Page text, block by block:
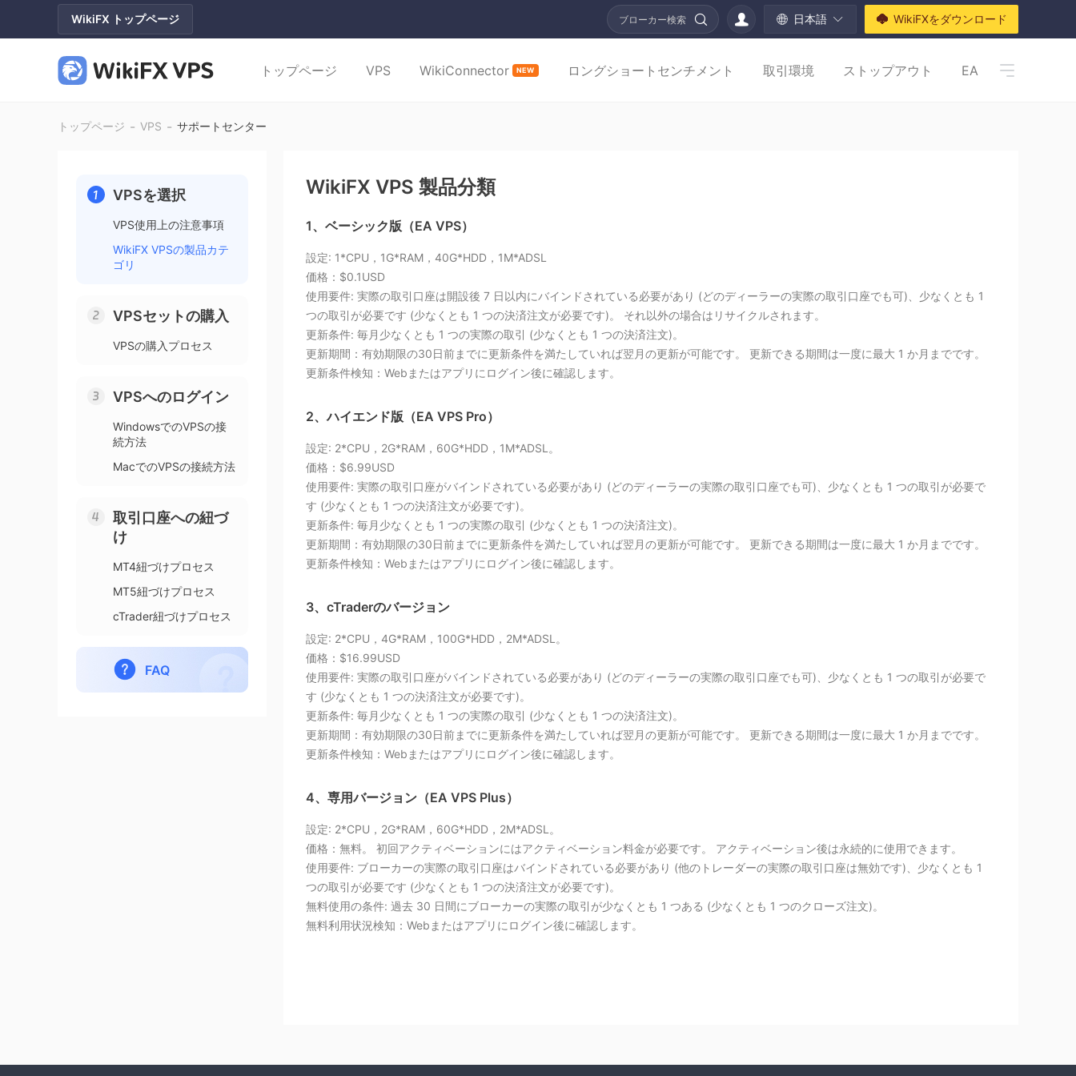
WikiFX トップページ ブローカー検索 日本語 WikiFXをダウンロード
トップページ VPS WikiConnector NEW ロングショートセンチメント 取引環境 ストップアウト EA
トップページ - VPS - サポートセンター
VPSを選択
VPS使用上の注意事項
WikiFX VPSの製品カテ
ゴリ
VPSセットの購入
VPSの購入プロセス
VPSへのログイン
WindowsでのVPSの接
続方法
MacでのVPSの接続方法
取引口座への紐づ
け
MT4紐づけプロセス
MT5紐づけプロセス
cTrader紐づけプロセス
FAQ
WikiFX VPS 製品分類
1、ベーシック版（EA VPS）
設定: 1*CPU，1G*RAM，40G*HDD，1M*ADSL
価格：$0.1USD
使用要件: 実際の取引口座は開設後 7 日以内にバインドされている必要があり (どのディーラーの実際の取引口座でも可)、少なくとも 1
つの取引が必要です (少なくとも 1 つの決済注文が必要です)。 それ以外の場合はリサイクルされます。
更新条件: 毎月少なくとも 1 つの実際の取引 (少なくとも 1 つの決済注文)。
更新期間：有効期限の30日前までに更新条件を満たしていれば翌月の更新が可能です。 更新できる期間は一度に最大 1 か月までです。
更新条件検知：Webまたはアプリにログイン後に確認します。
2、ハイエンド版（EA VPS Pro）
設定: 2*CPU，2G*RAM，60G*HDD，1M*ADSL。
価格：$6.99USD
使用要件: 実際の取引口座がバインドされている必要があり (どのディーラーの実際の取引口座でも可)、少なくとも 1 つの取引が必要で
す (少なくとも 1 つの決済注文が必要です)。
更新条件: 毎月少なくとも 1 つの実際の取引 (少なくとも 1 つの決済注文)。
更新期間：有効期限の30日前までに更新条件を満たしていれば翌月の更新が可能です。 更新できる期間は一度に最大 1 か月までです。
更新条件検知：Webまたはアプリにログイン後に確認します。
3、cTraderのバージョン
設定: 2*CPU，4G*RAM，100G*HDD，2M*ADSL。
価格：$16.99USD
使用要件: 実際の取引口座がバインドされている必要があり (どのディーラーの実際の取引口座でも可)、少なくとも 1 つの取引が必要で
す (少なくとも 1 つの決済注文が必要です)。
更新条件: 毎月少なくとも 1 つの実際の取引 (少なくとも 1 つの決済注文)。
更新期間：有効期限の30日前までに更新条件を満たしていれば翌月の更新が可能です。 更新できる期間は一度に最大 1 か月までです。
更新条件検知：Webまたはアプリにログイン後に確認します。
4、専用バージョン（EA VPS Plus）
設定: 2*CPU，2G*RAM，60G*HDD，2M*ADSL。
価格：無料。 初回アクティベーションにはアクティベーション料金が必要です。 アクティベーション後は永続的に使用できます。
使用要件: ブローカーの実際の取引口座はバインドされている必要があり (他のトレーダーの実際の取引口座は無効です)、少なくとも 1
つの取引が必要です (少なくとも 1 つの決済注文が必要です)。
無料使用の条件: 過去 30 日間にブローカーの実際の取引が少なくとも 1 つある (少なくとも 1 つのクローズ注文)。
無料利用状況検知：Webまたはアプリにログイン後に確認します。